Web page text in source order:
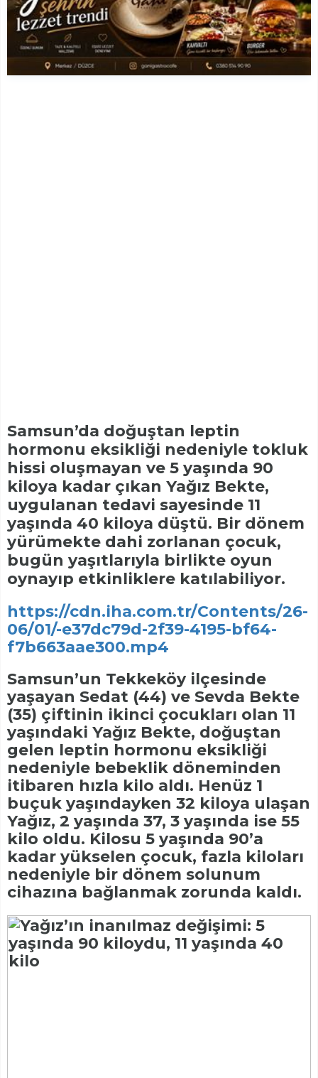
Samsun’da doğuştan leptin
hormonu eksikliği nedeniyle tokluk
hissi oluşmayan ve 5 yaşında 90
kiloya kadar çıkan Yağız Bekte,
uygulanan tedavi sayesinde 11
yaşında 40 kiloya düştü. Bir dönem
yürümekte dahi zorlanan çocuk,
bugün yaşıtlarıyla birlikte oyun
oynayıp etkinliklere katılabiliyor.
https://cdn.iha.com.tr/Contents/26-
06/01/-e37dc79d-2f39-4195-bf64-
f7b663aae300.mp4
Samsun’un Tekkeköy ilçesinde
yaşayan Sedat (44) ve Sevda Bekte
(35) çiftinin ikinci çocukları olan 11
yaşındaki Yağız Bekte, doğuştan
gelen leptin hormonu eksikliği
nedeniyle bebeklik döneminden
itibaren hızla kilo aldı. Henüz 1
buçuk yaşındayken 32 kiloya ulaşan
Yağız, 2 yaşında 37, 3 yaşında ise 55
kilo oldu. Kilosu 5 yaşında 90’a
kadar yükselen çocuk, fazla kiloları
nedeniyle bir dönem solunum
cihazına bağlanmak zorunda kaldı.